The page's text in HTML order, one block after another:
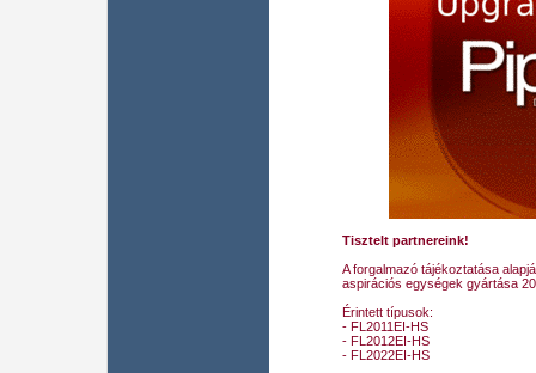
Tisztelt partnereink!
A forgalmazó tájékoztatása
aspirációs egységek gyártása
Érintett típusok:
- FL2011EI-HS
- FL2012EI-HS
- FL2022EI-HS